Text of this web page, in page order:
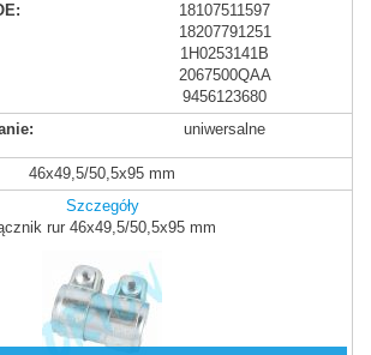
18107511597
18207791251
1H0253141B
2067500QAA
9456123680
uniwersalne
46x49,5/50,5x95 mm
Szczegóły
rur 46x49,5/50,5x95 mm